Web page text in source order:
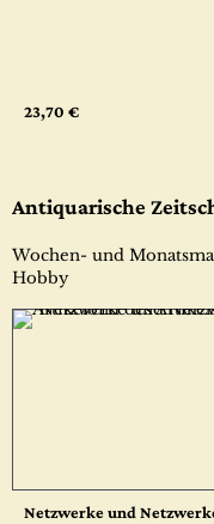
23,70 €
Antiquarische
Wochen- und
Hobby
Netzwerke und